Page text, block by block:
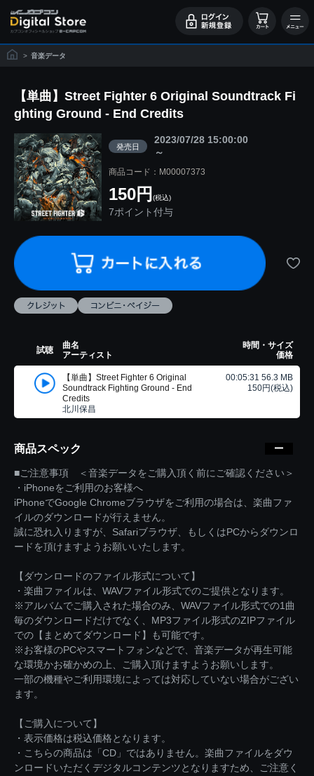
> 音楽データ
【単曲】Street Fighter 6 Original Soundtrack Fi
ghting Ground - End Credits
発売日
2023/07/28 15:00:00
～
商品コード：M00007373
150円 (税込)
7ポイント付与
試聴
曲名
アーティスト
時間・サイズ
価格
【単曲】Street Fighter 6 Original
Soundtrack Fighting Ground - End
Credits
北川保昌
00:05:31 56.3 MB
150円(税込)
商品スペック
■ご注意事項 ＜音楽データをご購入頂く前にご確認ください＞
・iPhoneをご利用のお客様へ
iPhoneでGoogle Chromeブラウザをご利用の場合は、楽曲ファ
イルのダウンロードが行えません。
誠に恐れ入りますが、Safariブラウザ、もしくはPCからダウンロ
ードを頂けますようお願いいたします。
【ダウンロードのファイル形式について】
・楽曲ファイルは、WAVファイル形式でのご提供となります。
※アルバムでご購入された場合のみ、WAVファイル形式での1曲
毎のダウンロードだけでなく、MP3ファイル形式のZIPファイル
での【まとめてダウンロード】も可能です。
※お客様のPCやスマートフォンなどで、音楽データが再生可能
な環境かお確かめの上、ご購入頂けますようお願いします。
一部の機種やご利用環境によっては対応していない場合がござい
ます。
【ご購入について】
・表示価格は税込価格となります。
・こちらの商品は「CD」ではありません。楽曲ファイルをダウ
ンロードいただくデジタルコンテンツとなりますため、ご注意く